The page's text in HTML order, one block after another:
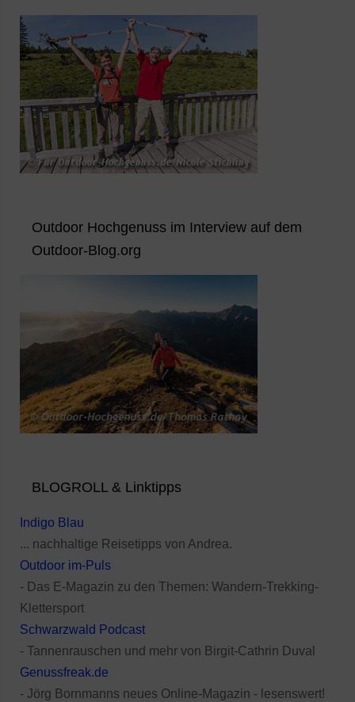
Outdoor Hochgenuss im Interview auf dem
Outdoor-Blog.org
BLOGROLL & Linktipps
Indigo Blau
... nachhaltige Reisetipps von Andrea.
Outdoor im-Puls
- Das E-Magazin zu den Themen: Wandern-Trekking-
Klettersport
Schwarzwald Podcast
- Tannenrauschen und mehr von Birgit-Cathrin Duval
Genussfreak.de
- Jörg Bornmanns neues Online-Magazin - lesenswert!